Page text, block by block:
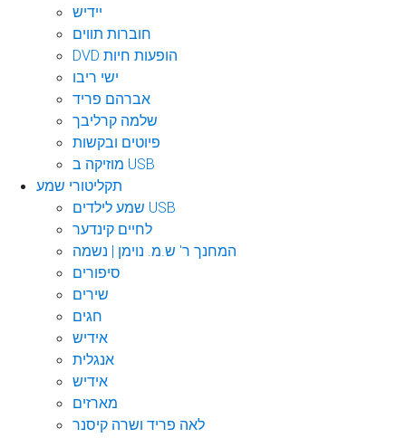
יידיש
חוברות תווים
DVD הופעות חיות
ישי ריבו
אברהם פריד
שלמה קרליבך
פיוטים ובקשות
מוזיקה ב USB
תקליטורי שמע
שמע לילדים USB
לחיים קינדער
המחנך ר' ש.מ. נוימן | נשמה
סיפורים
שירים
חגים
אידיש
אנגלית
אידיש
מארזים
לאה פריד ושרה קיסנר